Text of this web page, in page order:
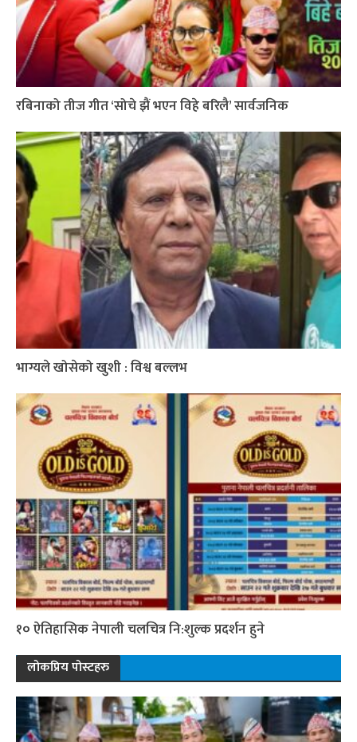
रबिनाको तीज गीत ‘सोचे झैं भएन विहे बरिलै’ सार्वजनिक
भाग्यले खोसेको खुशी : विश्व बल्लभ
१० ऐतिहासिक नेपाली चलचित्र नि:शुल्क प्रदर्शन हुने
लोकप्रिय पोस्टहरु